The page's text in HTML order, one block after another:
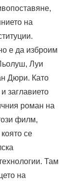
на
е да изброим
Луи
Дюри. Като
заглавието
роман на
филм,
се
Там
на